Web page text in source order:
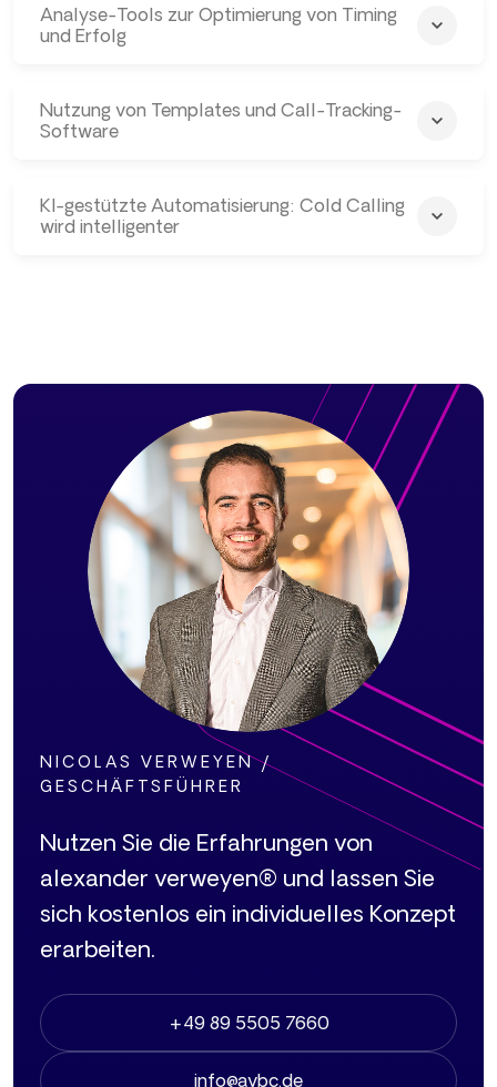
Analyse-Tools zur Optimierung von Timing
und Erfolg
Nutzung von Templates und Call-Tracking-
Software
KI-gestützte Automatisierung: Cold Calling
wird intelligenter
NICOLAS VERWEYEN /
GESCHÄFTSFÜHRER
Nutzen Sie die Erfahrungen von
alexander verweyen® und lassen Sie
sich kostenlos ein individuelles Konzept
erarbeiten.
+49 89 5505 7660
info@avbc.de